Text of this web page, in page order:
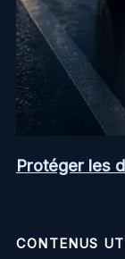
Protéger les
CONTENUS